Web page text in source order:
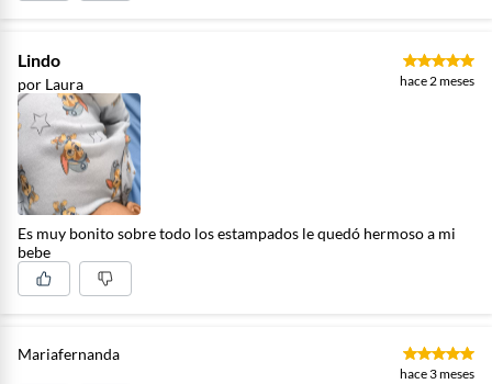
Lindo
por Laura hace 2 meses
Es muy bonito sobre todo los estampados le quedó hermoso a mi
bebe
Mariafernanda
hace 3 meses